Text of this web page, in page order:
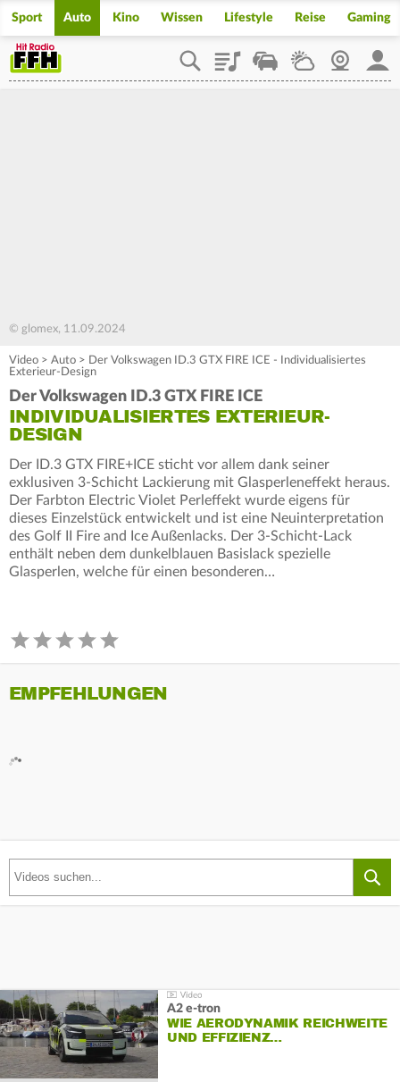
Sport Auto Kino Wissen Lifestyle Reise Gaming
PlaylistStaupilotWetterWebcam
© glomex, 11.09.2024
Video > Auto > Der Volkswagen ID.3 GTX FIRE ICE - Individualisiertes
Exterieur-Design
Der Volkswagen ID.3 GTX FIRE ICE
INDIVIDUALISIERTES EXTERIEUR-
DESIGN
Der ID.3 GTX FIRE+ICE sticht vor allem dank seiner
exklusiven 3-Schicht Lackierung mit Glasperleneffekt heraus.
Der Farbton Electric Violet Perleffekt wurde eigens für
dieses Einzelstück entwickelt und ist eine Neuinterpretation
des Golf II Fire and Ice Außenlacks. Der 3-Schicht-Lack
enthält neben dem dunkelblauen Basislack spezielle
Glasperlen, welche für einen besonderen…
EMPFEHLUNGEN
A2 e-tron
WIE AERODYNAMIK REICHWEITE
UND EFFIZIENZ…